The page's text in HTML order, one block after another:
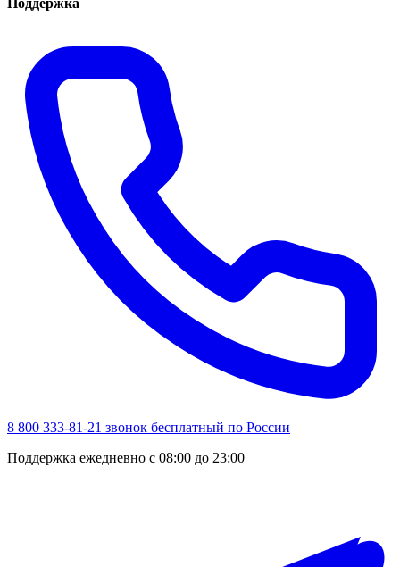
Поддержка
8 800 333-81-21 звонок бесплатный по России
Поддержка ежедневно с 08:00 до 23:00